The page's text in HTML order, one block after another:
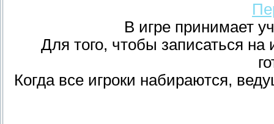
В игре принимает
Для того, чтобы записаться на
Когда все игроки набираются,